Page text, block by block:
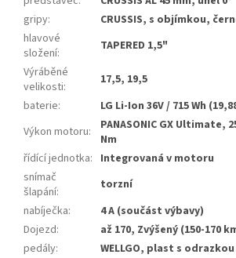
gripy:
CRUSSIS, s objímkou,
hlavové
složení:
TAPERED 1,5"
Výráběné
velikosti:
17,5, 19,5
baterie:
LG Li-Ion 36V / 715 Wh
Výkon motoru:
PANASONIC GX Ultimate,
Nm
řídící jednotka: Integrovaná v motoru
snímač
šlapání:
torzní
nabíječka:
4 A (součást výbavy)
Dojezd:
až 170, Zvýšený (150-170
pedály:
WELLGO, plast s odrazkou